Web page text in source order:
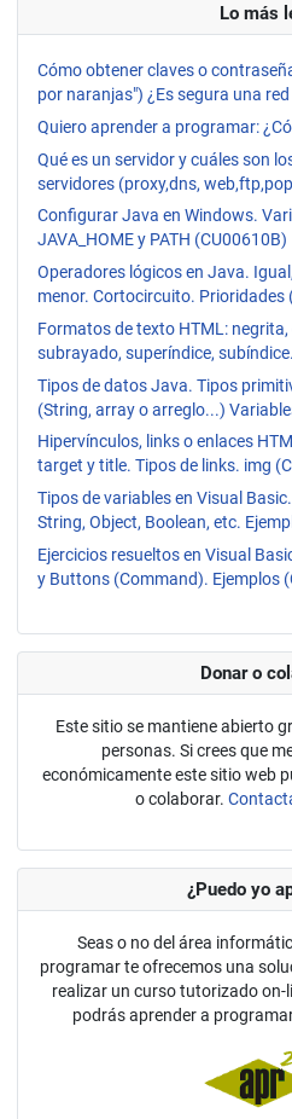
Lo más
Cómo obtener claves o
por naranjas") ¿Es segura una
Quiero aprender a programar:
Qué es un servidor y cuáles son
servidores (proxy,dns,
Configurar Java en Windows.
JAVA_HOME y PATH (CU00610B)
Operadores lógicos en Java.
menor. Cortocircuito. Prioridades
Formatos de texto HTML:
subrayado, superíndice,
Tipos de datos Java. Tipos
(String, array o arreglo...)
Hipervínculos, links o enlaces
target y title. Tipos de links. img
Tipos de variables en Visual
String, Object, Boolean, etc.
Ejercicios resueltos en Visual
y Buttons (Command). Ejemplos
Donar o
Este sitio se mantiene abierto
personas. Si crees que
económicamente este sitio web
o colaborar.
¿Puedo yo
Seas o no del área
programar te ofrecemos una
realizar un curso tutorizado on-
podrás aprender a